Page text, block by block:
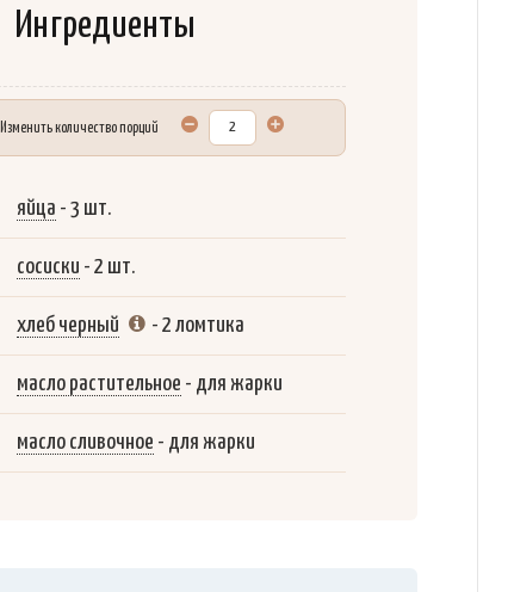
Ингредиенты
Изменить количество порций
яйца - 3 шт.
сосиски - 2 шт.
хлеб черный - 2 ломтика
масло растительное - для жарки
масло сливочное - для жарки